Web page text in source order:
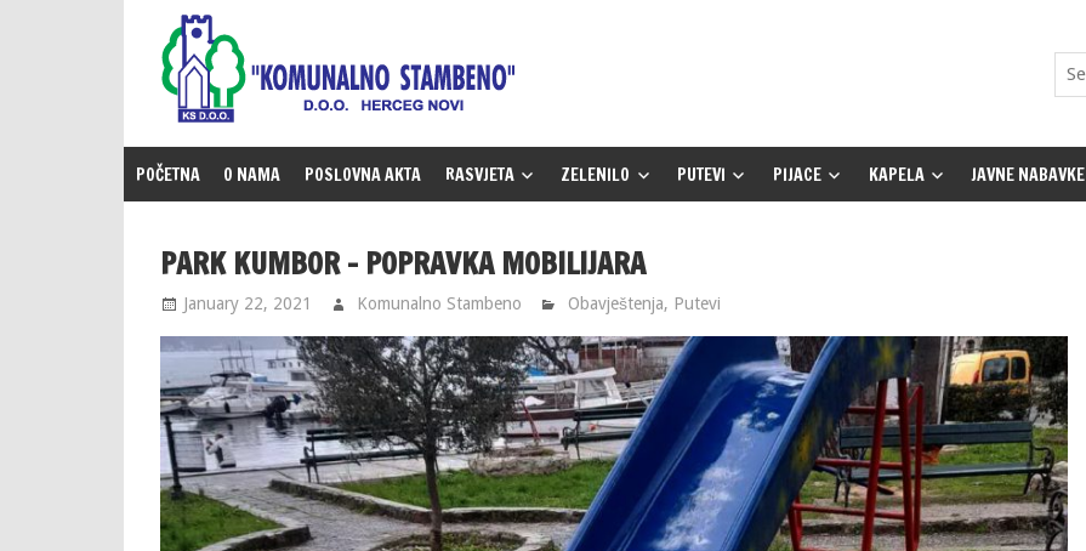
content
POČETNA O NAMA POSLOVNA AKTA RASVJETA ZELENILO PUTEVI PIJACE KAPELA JAVNE NABAVKE
PARK KUMBOR – POPRAVKA MOBILIJARA
January 22, 2021 Komunalno Stambeno Obavještenja, Putevi